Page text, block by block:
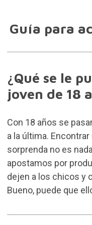
Guía para
¿Qué se le
joven de 18
Con 18 años se
a la última.
sorprenda no es
apostamos por
dejen a los chicos y
Bueno, puede que